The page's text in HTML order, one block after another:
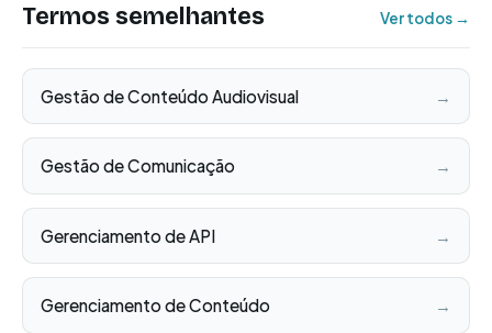
Termos semelhantes Ver todos →
Gestão de Conteúdo Audiovisual →
Gestão de Comunicação →
Gerenciamento de API →
Gerenciamento de Conteúdo →